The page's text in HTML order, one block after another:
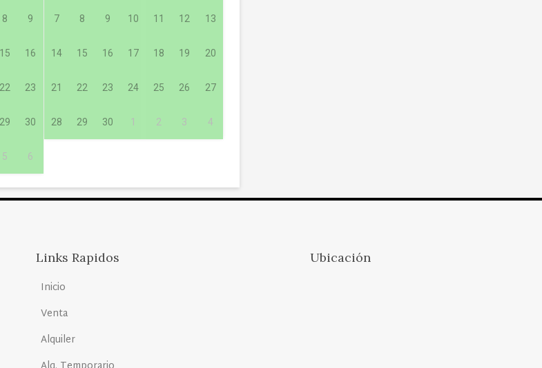
8 9
15 16
22 23
29 30
5 6
7 8 9 10 11 12 13
14 15 16 17 18 19 20
21 22 23 24 25 26 27
28 29 30 1 2 3 4
Links Rapidos
Inicio
Venta
Alquiler
Ubicación